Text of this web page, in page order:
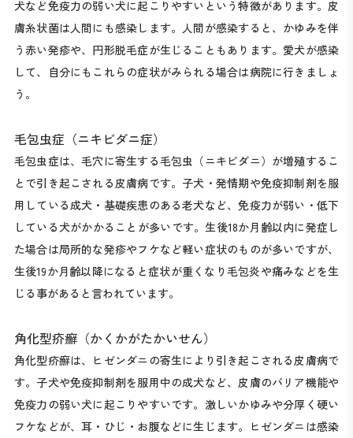
犬など免疫力の弱い犬に起こりやすいという特徴があります。皮
膚糸状菌は人間にも感染します。人間が感染すると、かゆみを伴
う赤い発疹や、円形脱毛症が生じることもあります。愛犬が感染
して、自分にもこれらの症状がみられる場合は病院に行きましょ
う。
毛包虫症（ニキビダニ症）
毛包虫症は、毛穴に寄生する毛包虫（ニキビダニ）が増殖するこ
とで引き起こされる皮膚病です。子犬・発情期や免疫抑制剤を服
用している成犬・基礎疾患のある老犬など、免疫力が弱い・低下
している犬がかかることが多いです。生後18か月齢以内に発症し
た場合は局所的な発疹やフケなど軽い症状のものが多いですが、
生後19か月齢以降になると症状が重くなり毛包炎や痛みなどを生
じる事があると言われています。
角化型疥癬（かくかがたかいせん）
角化型疥癬は、ヒゼンダニの寄生により引き起こされる皮膚病で
す。子犬や免疫抑制剤を服用中の成犬など、皮膚のバリア機能や
免疫力の弱い犬に起こりやすいです。激しいかゆみや分厚く硬い
フケなどが、耳・ひじ・お腹などに生じます。ヒゼンダニは感染